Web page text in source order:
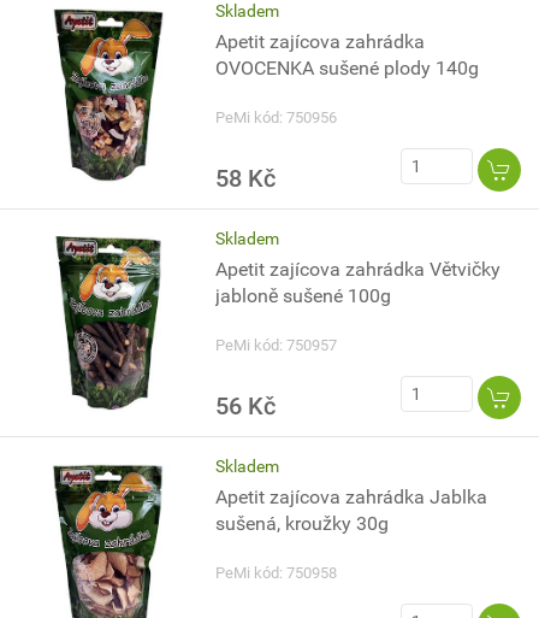
Skladem
Apetit zajícova zahrádka
OVOCENKA sušené plody 140g
PeMi kód: 750956
58 Kč
Skladem
Apetit zajícova zahrádka Větvičky
jabloně sušené 100g
PeMi kód: 750957
56 Kč
Skladem
Apetit zajícova zahrádka Jablka
sušená, kroužky 30g
PeMi kód: 750958